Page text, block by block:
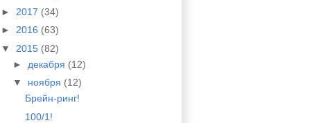
► 2017 (34)
► 2016 (63)
▼ 2015 (82)
► декабря (12)
▼ ноября (12)
Брейн-ринг!
100/1!